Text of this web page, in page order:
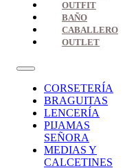
OUTFIT
BAÑO
CABALLERO
OUTLET
CORSETERÍA
BRAGUITAS
LENCERÍA
PIJAMAS
SEÑORA
MEDIAS Y
CALCETINES